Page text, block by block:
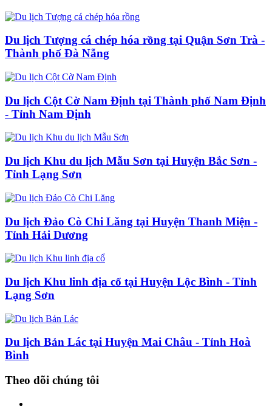
Du lịch Tượng cá chép hóa rồng tại Quận Sơn Trà -
Thành phố Đà Nẵng
Du lịch Cột Cờ Nam Định tại Thành phố Nam Định
- Tỉnh Nam Định
Du lịch Khu du lịch Mẫu Sơn tại Huyện Bắc Sơn -
Tỉnh Lạng Sơn
Du lịch Đảo Cò Chi Lăng tại Huyện Thanh Miện -
Tỉnh Hải Dương
Du lịch Khu linh địa cổ tại Huyện Lộc Bình - Tỉnh
Lạng Sơn
Du lịch Bản Lác tại Huyện Mai Châu - Tỉnh Hoà
Bình
Theo dõi chúng tôi